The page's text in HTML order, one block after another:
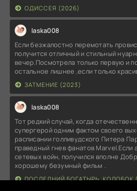
ОДИССЕЯ (2026)
laska008
Если безжалостно перемотать
получится отличный и стильный
вечер.Посмотрела только первую и
остальное лишнее ,если только
ЗАТМЕНИЕ (2023)
laska008
Тот редкий случай, когда
супергерой одним фактом своего
расписании голливудского Питера
праведный гнев фанатов Marvel.Если
сетевых войн, получился вполне
хорошему безумный фильм .
ПОСЛЕДНИЙ БОГАТЫРЬ. КОЛОБОК